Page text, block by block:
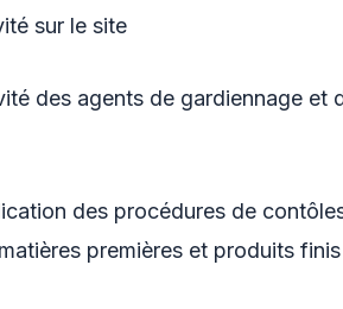
sur le site
des agents de gardiennage et
des procédures de
premières et produits finis